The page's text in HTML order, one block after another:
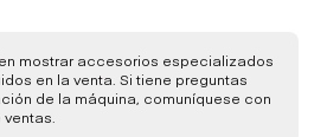
mostrar accesorios especializados
en la venta. Si tiene preguntas
de la máquina, comuníquese con